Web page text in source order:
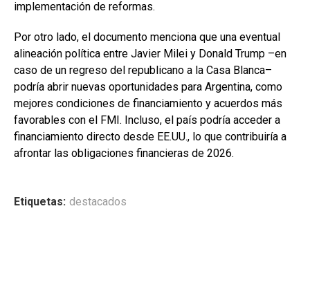
implementación de reformas.
Por otro lado, el documento menciona que una eventual
alineación política entre Javier Milei y Donald Trump –en
caso de un regreso del republicano a la Casa Blanca–
podría abrir nuevas oportunidades para Argentina, como
mejores condiciones de financiamiento y acuerdos más
favorables con el FMI. Incluso, el país podría acceder a
financiamiento directo desde EE.UU., lo que contribuiría a
afrontar las obligaciones financieras de 2026.
Etiquetas: destacados